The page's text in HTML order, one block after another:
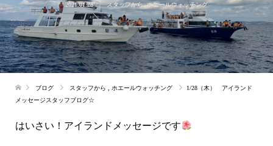
2021.01.28 スタッフから,ホエールウォッチング
ブログ スタッフから ホエールウォッチング
1/28（木） アイランド
メッセージスタッフブログ☆
はいさい！アイランドメッセージです